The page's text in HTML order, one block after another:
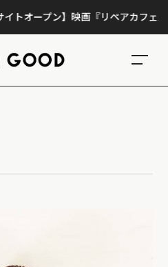
ープン】映画『リペアカフェ』、上